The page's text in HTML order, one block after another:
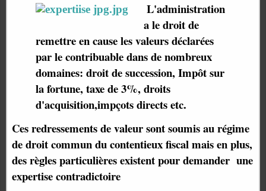
L'administration
a le droit de
remettre en cause les valeurs déclarées
par le contribuable dans de nombreux
domaines: droit de succession, Impôt sur
la fortune, taxe de 3%, droits
d'acquisition,impçots directs etc.
Ces redressements de valeur sont soumis au régime
de droit commun du contentieux fiscal mais en plus,
des règles particulières existent pour demander une
expertise contradictoire